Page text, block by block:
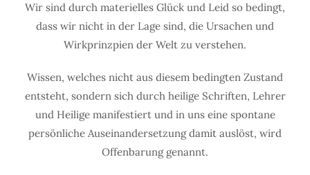
Wir sind durch materielles Glück und Leid so bedingt,
dass wir nicht in der Lage sind, die Ursachen und
Wirkprinzpien der Welt zu verstehen.
Wissen, welches nicht aus diesem bedingten Zustand
entsteht, sondern sich durch heilige Schriften, Lehrer
und Heilige manifestiert und in uns eine spontane
persönliche Auseinandersetzung damit auslöst, wird
Offenbarung genannt.